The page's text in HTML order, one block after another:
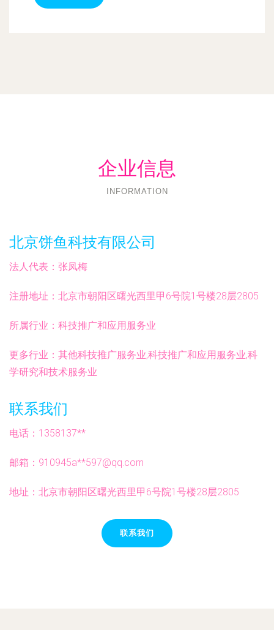
企业信息
INFORMATION
北京饼鱼科技有限公司
法人代表： 张凤梅
注册地址： 北京市朝阳区曙光西里甲6号院1号楼28层2805
所属行业： 科技推广和应用服务业
更多行业： 其他科技推广服务业,科技推广和应用服务业,科
学研究和技术服务业
联系我们
电话：1358137**
邮箱：910945a**597@qq.com
地址：北京市朝阳区曙光西里甲6号院1号楼28层2805
联系我们